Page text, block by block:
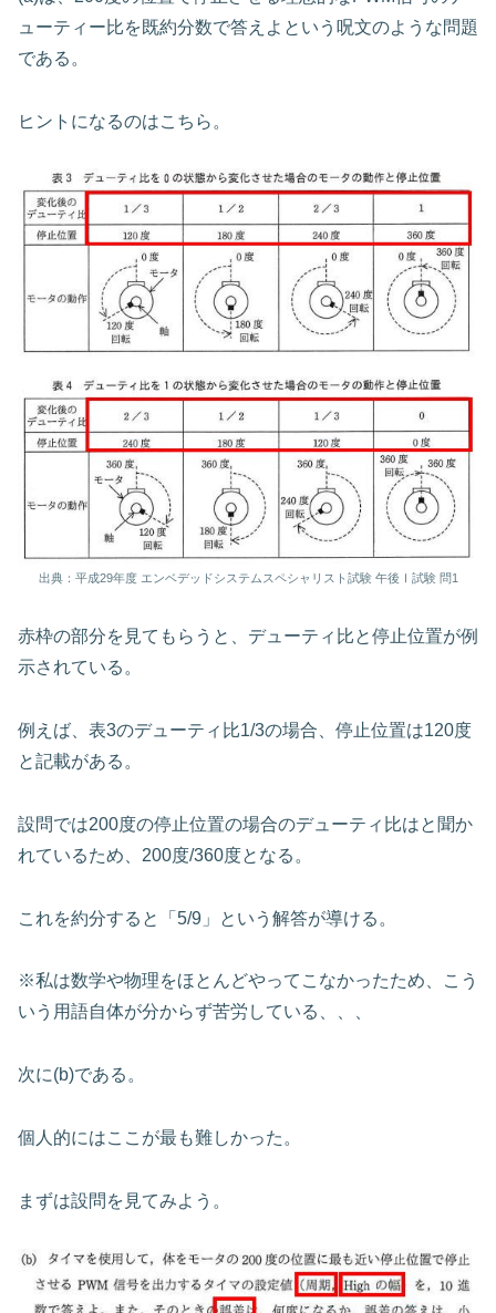
ューティー比を既約分数で答えよという呪文のような問題
である。
ヒントになるのはこちら。
出典：平成29年度 エンベデッドシステムスペシャリスト試験 午後Ⅰ試験 問1
赤枠の部分を見てもらうと、デューティ比と停止位置が例
示されている。
例えば、表3のデューティ比1/3の場合、停止位置は120度
と記載がある。
設問では200度の停止位置の場合のデューティ比はと聞か
れているため、200度/360度となる。
これを約分すると「5/9」という解答が導ける。
※私は数学や物理をほとんどやってこなかったため、こう
いう用語自体が分からず苦労している、、、
次に(b)である。
個人的にはここが最も難しかった。
まずは設問を見てみよう。